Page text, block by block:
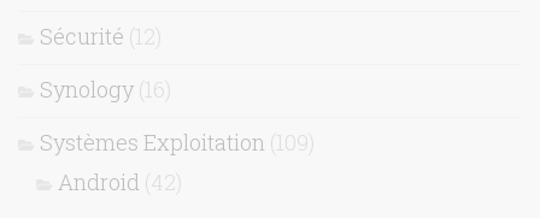
Sécurité (12)
Synology (16)
Systèmes Exploitation (109)
Android (42)